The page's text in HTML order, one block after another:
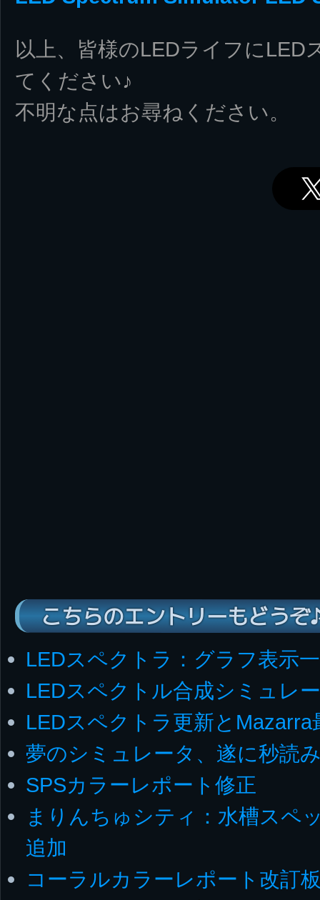
以上、皆様のLEDライフにLED
てください♪
不明な点はお尋ねください。
こちらのエントリーもどうぞ
LEDスペクトラ：グラフ表示
LEDスペクトル合成シミュレ
LEDスペクトラ更新とMazarra
夢のシミュレータ、遂に秒読
SPSカラーレポート修正
まりんちゅシティ：水槽スペ
追加
コーラルカラーレポート改訂